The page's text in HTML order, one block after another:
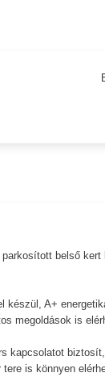
belső
A+
megoldások is
kapcsolatot
is könnyen